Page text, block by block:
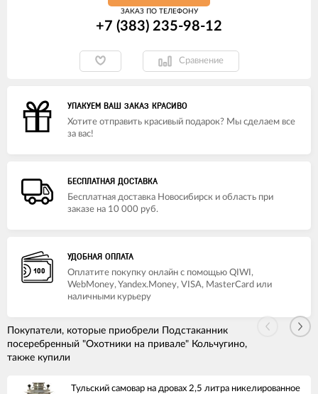
ЗАКАЗ ПО ТЕЛЕФОНУ
+7 (383) 235-98-12
Сравнение
УПАКУЕМ ВАШ ЗАКАЗ КРАСИВО
Хотите отправить красивый подарок? Мы сделаем все
за вас!
БЕСПЛАТНАЯ ДОСТАВКА
Бесплатная доставка Новосибирск и область при
заказе на 10 000 руб.
УДОБНАЯ ОПЛАТА
Оплатите покупку онлайн с помощью QIWI,
WebMoney, Yandex.Money, VISA, MasterCard или
наличными курьеру
Покупатели, которые приобрели Подстаканник
посеребренный "Охотники на привале" Кольчугино,
также купили
Тульский самовар на дровах 2,5 литра никелированное